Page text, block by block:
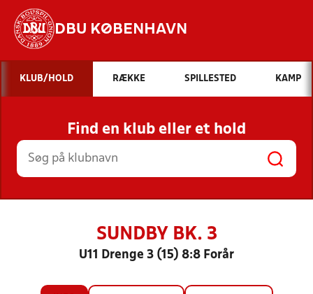
DBU KØBENHAVN
Hvad vil du søge efter?
INDHOLD OG NYHEDER
STILLINGER, RESULTATER, KLUBBER OG
HOLD
KLUB/HOLD RÆKKE SPILLESTED KAMP
Find en klub eller et hold
SUNDBY BK. 3
U11 Drenge 3 (15) 8:8 Forår